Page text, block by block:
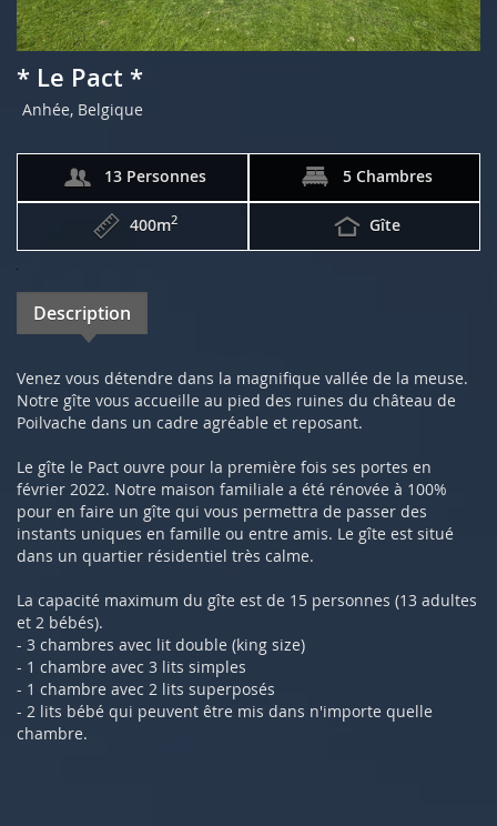
* Le Pact *
Anhée, Belgique
5 Chambres
13 Personnes
Gîte
400m2
Description
Venez vous détendre dans la magnifique vallée de la meuse.
Notre gîte vous accueille au pied des ruines du château de
Poilvache dans un cadre agréable et reposant.
Le gîte le Pact ouvre pour la première fois ses portes en
février 2022. Notre maison familiale a été rénovée à 100%
pour en faire un gîte qui vous permettra de passer des
instants uniques en famille ou entre amis. Le gîte est situé
dans un quartier résidentiel très calme.
La capacité maximum du gîte est de 15 personnes (13 adultes
et 2 bébés).
- 3 chambres avec lit double (king size)
- 1 chambre avec 3 lits simples
- 1 chambre avec 2 lits superposés
- 2 lits bébé qui peuvent être mis dans n'importe quelle
chambre.